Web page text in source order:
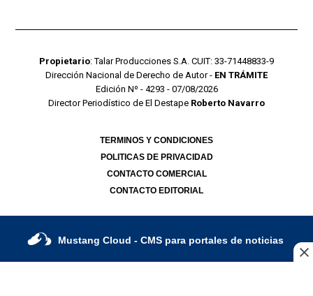
Propietario: Talar Producciones S.A. CUIT: 33-71448833-9
Dirección Nacional de Derecho de Autor - EN TRÁMITE
Edición Nº - 4293 - 07/08/2026
Director Periodístico de El Destape Roberto Navarro
TERMINOS Y CONDICIONES
POLITICAS DE PRIVACIDAD
CONTACTO COMERCIAL
CONTACTO EDITORIAL
Mustang Cloud - CMS para portales de noticias